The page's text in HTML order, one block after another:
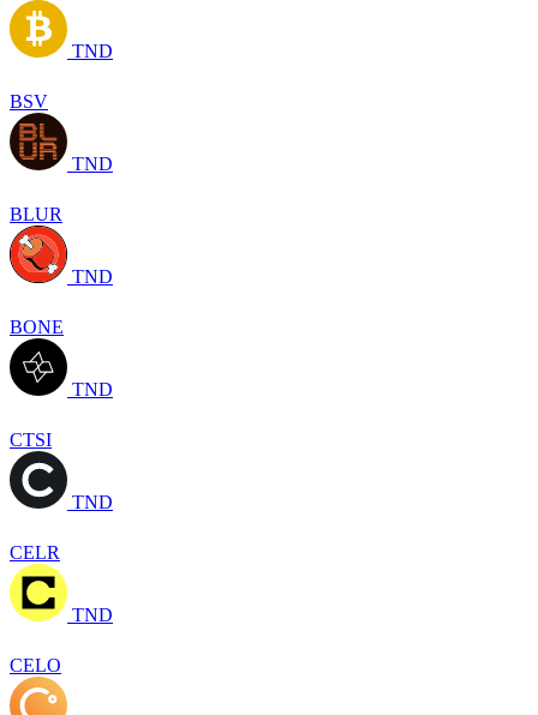
TND
BSV
TND
BLUR
TND
BONE
TND
CTSI
TND
CELR
TND
CELO